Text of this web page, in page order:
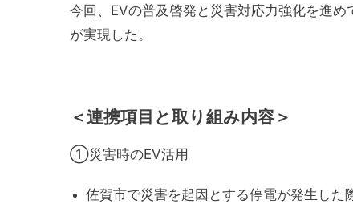
今回、EVの普及啓発と災害対応力強化を進
が実現した。
＜連携項目と取り組み内容＞
①災害時のEV活用
佐賀市で災害を起因とする停電が発生し